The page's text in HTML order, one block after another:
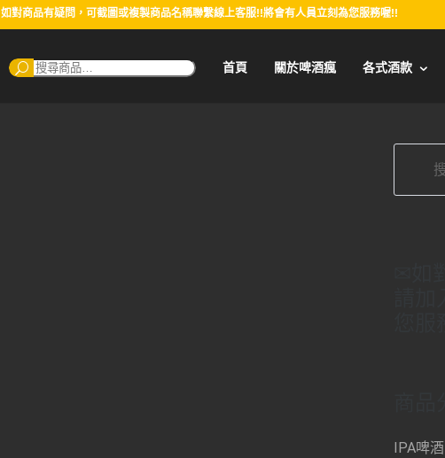
如對商品有疑問，可截圖或複製商品名稱聯繫線上客服!!將會有人員立刻為您服務喔!!
搜
尋：
首頁 關於啤酒瘋 各式酒款
IPA啤酒